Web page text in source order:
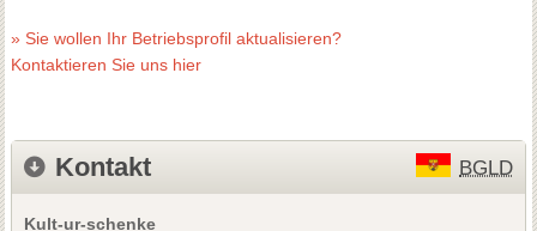
» Sie wollen Ihr Betriebsprofil aktualisieren?
Kontaktieren Sie uns hier
Kontakt BGLD
Kult-ur-schenke